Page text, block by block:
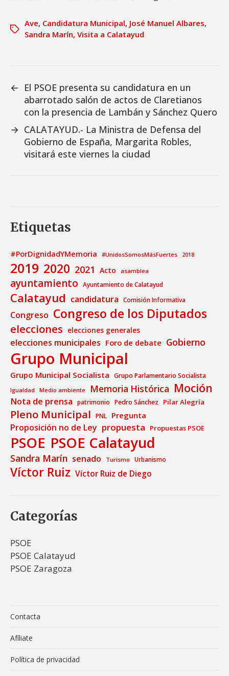
Ave, Candidatura Municipal, José Manuel Albares,
Sandra Marín, Visita a Calatayud
← El PSOE presenta su candidatura en un
abarrotado salón de actos de Claretianos
con la presencia de Lambán y Sánchez Quero
→ CALATAYUD.- La Ministra de Defensa del
Gobierno de España, Margarita Robles,
visitará este viernes la ciudad
Etiquetas
#PorDignidadYMemoria #UnidosSomosMásFuertes 2018
2019 2020 2021 Acto asamblea
ayuntamiento Ayuntamiento de Calatayud
Calatayud candidatura Comisión Informativa
Congreso Congreso de los Diputados
elecciones elecciones generales
elecciones municipales Foro de debate Gobierno
Grupo Municipal
Grupo Municipal Socialista Grupo Parlamentario Socialista
Igualdad Medio ambiente Memoria Histórica Moción
Nota de prensa patrimonio Pedro Sánchez Pilar Alegría
Pleno Municipal PNL Pregunta
Proposición no de Ley propuesta Propuestas PSOE
PSOE PSOE Calatayud
Sandra Marín senado Turismo Urbanismo
Víctor Ruiz Víctor Ruiz de Diego
Categorías
PSOE
PSOE Calatayud
PSOE Zaragoza
Contacta
Afíliate
Política de privacidad